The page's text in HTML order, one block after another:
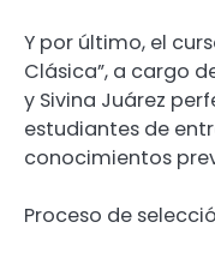
Y por último, el
Clásica”, a cargo
y Sivina Juárez
estudiantes de
conocimientos
Proceso de